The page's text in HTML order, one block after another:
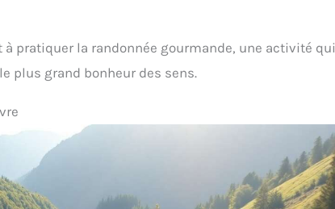
pratiquer la randonnée gourmande, une activité qui
plus grand bonheur des sens.